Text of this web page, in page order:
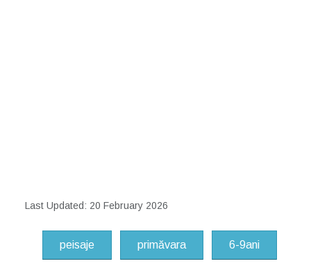
Last Updated: 20 February 2026
peisaje primăvara 6-9ani